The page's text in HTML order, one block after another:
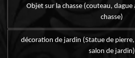
Objet sur la chasse (couteau,
chasse)
décoration de jardin (Statue de
salon de jardin)